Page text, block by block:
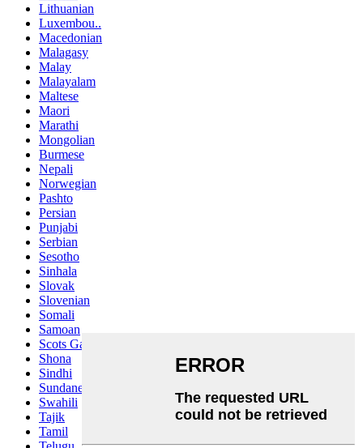
Lithuanian
Luxembou..
Macedonian
Malagasy
Malay
Malayalam
Maltese
Maori
Marathi
Mongolian
Burmese
Nepali
Norwegian
Pashto
Persian
Punjabi
Serbian
Sesotho
Sinhala
Slovak
Slovenian
Somali
Samoan
Scots Gaelic
Shona
Sindhi
Sundanese
Swahili
Tajik
Tamil